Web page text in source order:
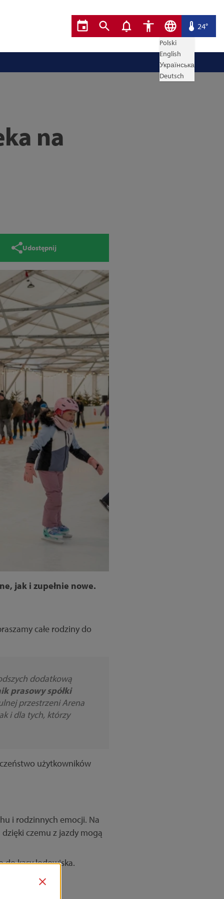
Polski
English
Українська
Deutsch
24°
na
Udostępnij
jak i zupełnie nowe.
całe rodziny do
dodatkową
prasowy spółki
przestrzeni Arena
i dla tych, którzy
użytkowników
i rodzinnych emocji. Na
czemu z jazdy mogą
kasy lodowiska.